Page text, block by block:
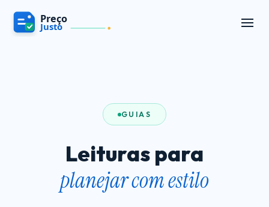
GUIAS
Leituras para
planejar com estilo